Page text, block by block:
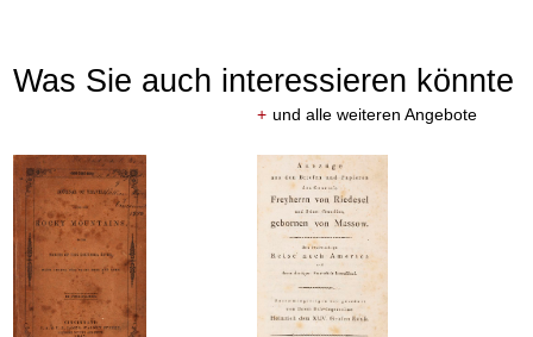
Was Sie auch interessieren könnte
+ und alle weiteren Angebote